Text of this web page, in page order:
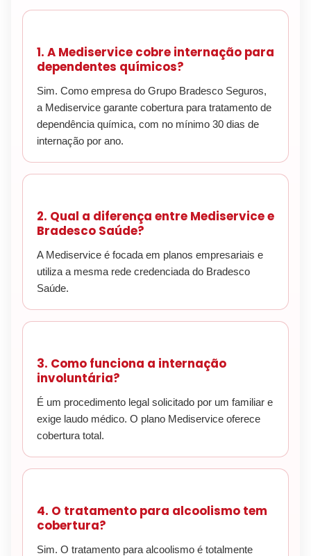
1. A Mediservice cobre internação para
dependentes químicos?
Sim. Como empresa do Grupo Bradesco Seguros,
a Mediservice garante cobertura para tratamento de
dependência química, com no mínimo 30 dias de
internação por ano.
2. Qual a diferença entre Mediservice e
Bradesco Saúde?
A Mediservice é focada em planos empresariais e
utiliza a mesma rede credenciada do Bradesco
Saúde.
3. Como funciona a internação
involuntária?
É um procedimento legal solicitado por um familiar e
exige laudo médico. O plano Mediservice oferece
cobertura total.
4. O tratamento para alcoolismo tem
cobertura?
Sim. O tratamento para alcoolismo é totalmente